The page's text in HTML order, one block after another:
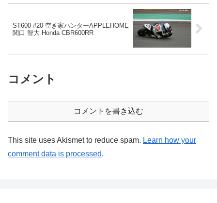
ST600 #20 空き家ハンターAPPLEHOME
関口 智大 Honda CBR600RR
コメント
コメントを書き込む
This site uses Akismet to reduce spam. Learn how your
comment data is processed.